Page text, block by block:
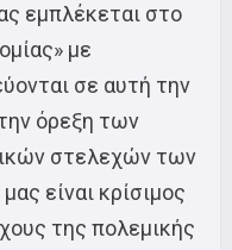
εμπλέκεται στο
με
σε αυτή την
όρεξη των
στελεχών των
είναι κρίσιμος
της πολεμικής